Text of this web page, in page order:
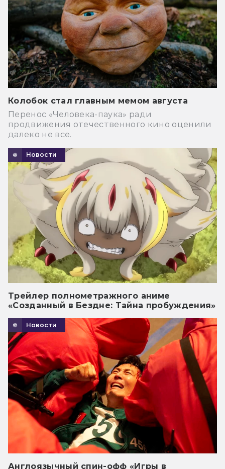
Колобок стал главным мемом августа
Перенос «Человека-паука» ради
продвижения отечественного кино оценили
далеко не все.
Новости
Трейлер полнометражного аниме
«Созданный в Бездне: Тайна пробуждения»
Новости
Англоязычный спин-офф «Игры в